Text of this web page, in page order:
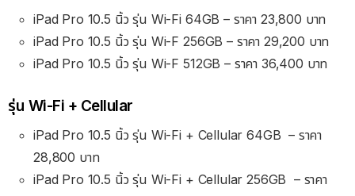
iPad Pro 10.5 นิ้ว รุ่น Wi-Fi 64GB – ราคา 23,800 บาท
iPad Pro 10.5 นิ้ว รุ่น Wi-F 256GB – ราคา 29,200 บาท
iPad Pro 10.5 นิ้ว รุ่น Wi-F 512GB – ราคา 36,400 บาท
รุ่น Wi-Fi + Cellular
iPad Pro 10.5 นิ้ว รุ่น Wi-Fi + Cellular 64GB – ราคา
28,800 บาท
iPad Pro 10.5 นิ้ว รุ่น Wi-Fi + Cellular 256GB – ราคา